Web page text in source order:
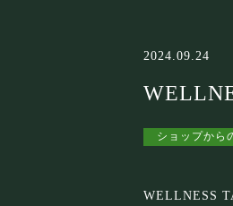
2024.09.24
ショップから
WELLNESS